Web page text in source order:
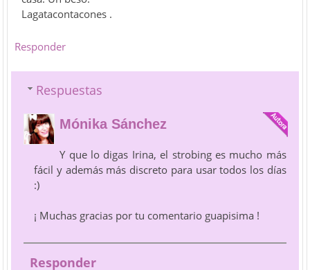
Lagatacontacones .
Responder
Respuestas
Mónika Sánchez
Y que lo digas Irina, el strobing es mucho más
fácil y además más discreto para usar todos los días
:)
¡ Muchas gracias por tu comentario guapisima !
Responder